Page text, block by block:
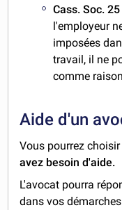
Cass. Soc.
l'employeur
imposées
travail, il ne
comme
Aide d'un
Vous pourrez
avez besoin d'aide.
L'avocat pourra
dans vos